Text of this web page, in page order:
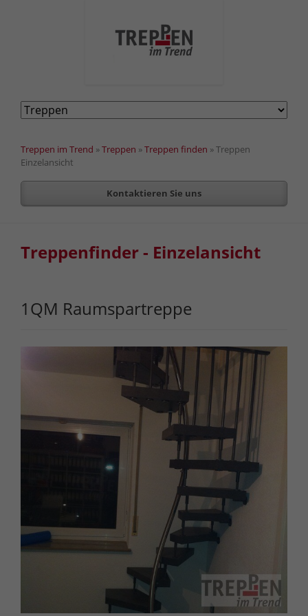
Navigation
überspringen
Treppen im Trend »Treppen »Treppen finden »Treppen
Einzelansicht
Kontaktieren Sie uns
Treppenfinder - Einzelansicht
1QM Raumspartreppe